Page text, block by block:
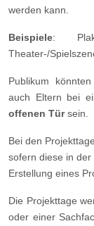
werden kann.
Beispiele:
Theater-/
Publikum
auch Eltern bei
offenen Türsein.
Bei den
sofern diese in
Erstellung eines
Die Projekttage
oder einer